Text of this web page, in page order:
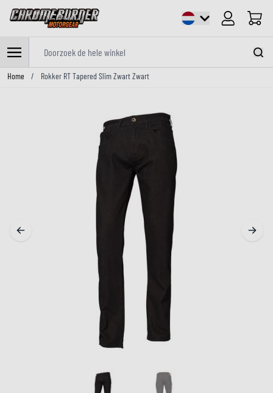
Cart
Ga naar de inhoud
Home / Rokker RT Tapered Slim Zwart Zwart